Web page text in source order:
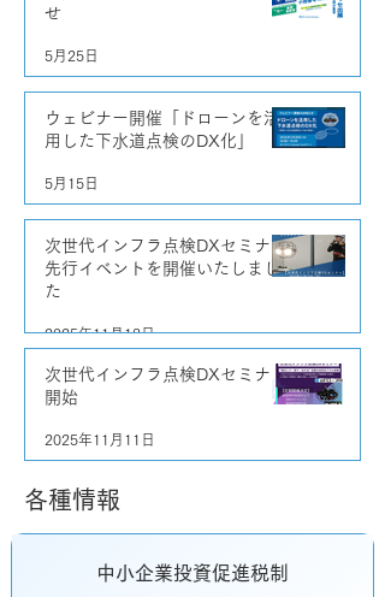
せ
5月25日
ウェビナー開催「ドローンを活
用した下水道点検のDX化」
5月15日
次世代インフラ点検DXセミナー
先行イベントを開催いたしまし
た
2025年11月18日
次世代インフラ点検DXセミナー
開始
2025年11月11日
各種情報
中小企業投資促進税制